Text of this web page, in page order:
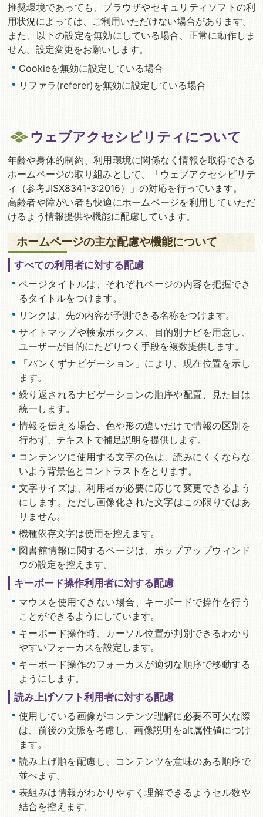
推奨環境であっても、ブラウザやセキュリティソフトの利
用状況によっては、ご利用いただけない場合があります。
また、以下の設定を無効にしている場合、正常に動作しま
せん。設定変更をお願いします。
Cookieを無効に設定している場合
リファラ(referer)を無効に設定している場合
ウェブアクセシビリティについて
年齢や身体的制約、利用環境に関係なく情報を取得できる
ホームページの取り組みとして、「ウェブアクセシビリテ
ィ（参考JISX8341-3:2016）」の対応を行っています。
高齢者や障がい者も快適にホームページを利用していただ
けるよう情報提供や機能に配慮しています。
ホームページの主な配慮や機能について
すべての利用者に対する配慮
ページタイトルは、それぞれページの内容を把握でき
るタイトルをつけます。
リンクは、先の内容が予測できる名称をつけます。
サイトマップや検索ボックス、目的別ナビを用意し、
ユーザーが目的にたどりつく手段を複数提供します。
「パンくずナビゲーション」により、現在位置を示し
ます。
繰り返されるナビゲーションの順序や配置、見た目は
統一します。
情報を伝える場合、色や形の違いだけで情報の区別を
行わず、テキストで補足説明を提供します。
コンテンツに使用する文字の色は、読みにくくならな
いよう背景色とコントラストをとります。
文字サイズは、利用者が必要に応じて変更できるよう
にします。ただし画像化された文字はこの限りではあ
りません。
機種依存文字は使用を控えます。
図書館情報に関するページは、ポップアップウィンド
ウの設定を控えます。
キーボード操作利用者に対する配慮
マウスを使用できない場合、キーボードで操作を行う
ことができるようにしています。
キーボード操作時、カーソル位置が判別できるわかり
やすいフォーカスを設定します。
キーボード操作のフォーカスが適切な順序で移動する
ようにします。
読み上げソフト利用者に対する配慮
使用している画像がコンテンツ理解に必要不可欠な際
は、前後の文脈を考慮し、画像説明をalt属性値につけ
ます。
読み上げ順を配慮し、コンテンツを意味のある順序で
並べます。
表組みは情報がわかりやすく理解できるようセル数や
結合を控えます。